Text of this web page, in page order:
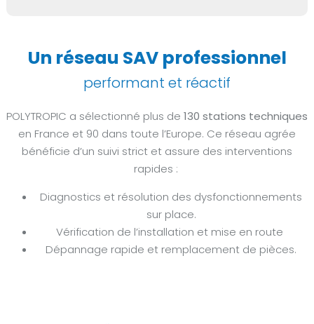
Un réseau SAV professionnel
performant et réactif
POLYTROPIC a sélectionné plus de 130 stations techniques
en France et 90 dans toute l’Europe. Ce réseau agrée
bénéficie d’un suivi strict et assure des interventions
rapides :
Diagnostics et résolution des dysfonctionnements
sur place.
Vérification de l’installation et mise en route
Dépannage rapide et remplacement de pièces.